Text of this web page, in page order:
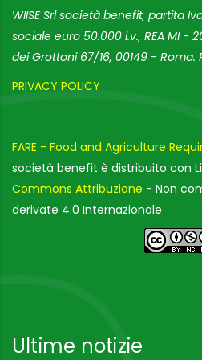
WIISE Srl società benefit, partita Iva
sociale euro 50.000 i.v., REA MI -
dei Grottoni 67/16, 00149 - Roma.
PRIVACY POLICY
FARE - Food and Agriculture
società benefit è distribuito con
Commons Attribuzione - Non
derivate 4.0 Internazionale
Ultime notizie